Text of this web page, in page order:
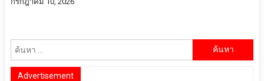
Advertisement